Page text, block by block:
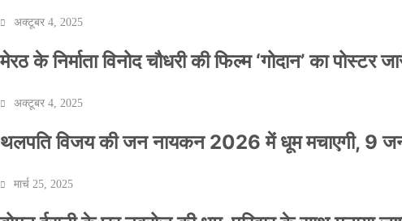
अक्टूबर 4, 2025
मेरठ के निर्माता विनोद चौधरी की फिल्म ‘गोदान’ का
अक्टूबर 4, 2025
थलपति विजय की जन नायकन 2026 में धूम मचाएगी, 9
मार्च 25, 2025
NEWS
बॉलीवुड के बाद अब डिफेंस टाइकून साहिल लूथरा को मिली